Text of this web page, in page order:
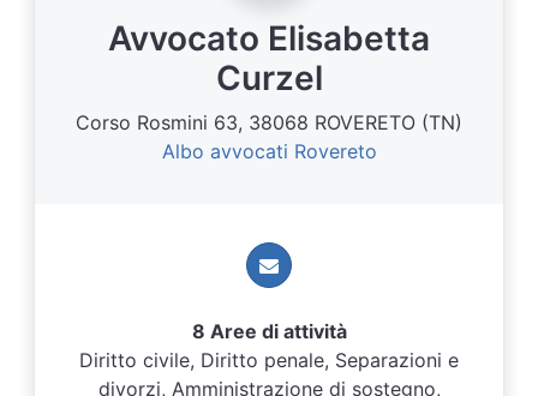
Avvocato Elisabetta
Curzel
Corso Rosmini 63, 38068 ROVERETO (TN)
Albo avvocati Rovereto
8 Aree di attività
Diritto civile, Diritto penale, Separazioni e
divorzi, Amministrazione di sostegno,